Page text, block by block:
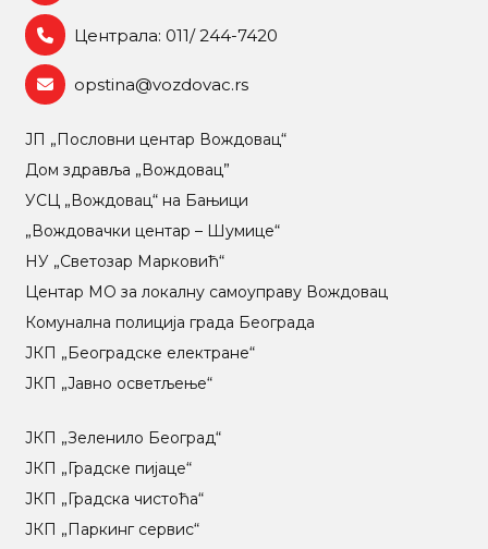
Централа: 011/ 244-7420
opstina@vozdovac.rs
ЈП „Пословни центар Вождовац“
Дом здравља „Вождовац”
УСЦ „Вождовац“ на Бањици
„Вождовачки центар – Шумице“
НУ „Светозар Марковић“
Центар МO за локалну самоуправу Вождовац
Комунална полиција града Београда
ЈКП „Београдске електране“
ЈКП „Јавно осветљење“
ЈКП „Зеленило Београд“
ЈКП „Градске пијаце“
ЈКП „Градска чистоћа“
ЈКП „Паркинг сервис“